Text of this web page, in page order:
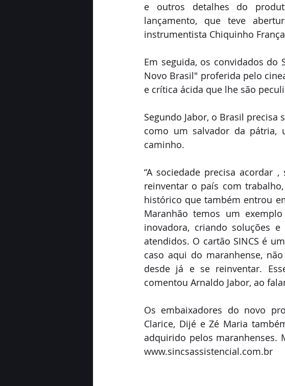
e outros detalhes do
lançamento, que teve
instrumentista Chiquinho
Em seguida, os convidados do
Novo Brasil" proferida pelo
e crítica ácida que lhe são
Segundo Jabor, o Brasil precisa
como um salvador da
caminho.
“A sociedade precisa acordar
reinventar o país com
histórico que também entrou
Maranhão temos um
inovadora, criando soluções
atendidos. O cartão SINCS é
caso aqui do maranhense,
desde já e se reinventar.
comentou Arnaldo Jabor, ao
Os embaixadores do novo
Clarice, Dijé e Zé Maria
adquirido pelos maranhenses.
www.sincsassistencial.com.br